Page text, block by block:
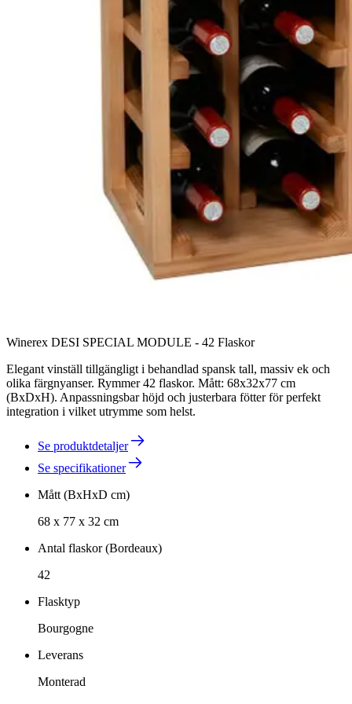
Winerex DESI SPECIAL MODULE - 42 Flaskor
Elegant vinställ tillgängligt i behandlad spansk tall, massiv ek och
olika färgnyanser. Rymmer 42 flaskor. Mått: 68x32x77 cm
(BxDxH). Anpassningsbar höjd och justerbara fötter för perfekt
integration i vilket utrymme som helst.
Se produktdetaljer
Se specifikationer
Mått (BxHxD cm)
68 x 77 x 32 cm
Antal flaskor (Bordeaux)
42
Flasktyp
Bourgogne
Leverans
Monterad